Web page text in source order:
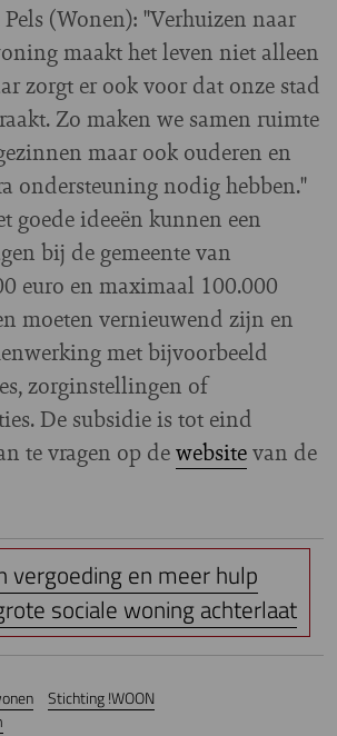
(Wonen): "Verhuizen naar
maakt het leven niet alleen
zorgt er ook voor dat onze stad
Zo maken we samen ruimte
maar ook ouderen en
ondersteuning nodig hebben."
goede ideeën kunnen een
bij de gemeente van
euro en maximaal 100.000
moeten vernieuwend zijn en
met bijvoorbeeld
zorginstellingen of
De subsidie is tot eind
te vragen op dewebsitevan de
vergoeding en meer hulp
sociale woning achterlaat
Stichting !WOON